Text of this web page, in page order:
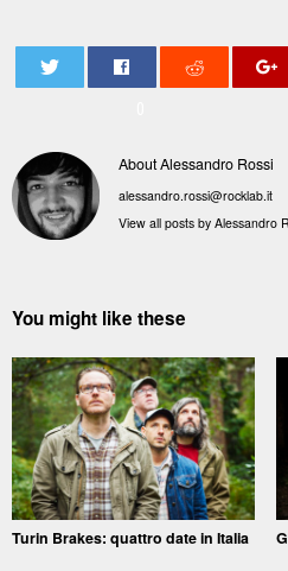
About Alessandro Rossi
alessandro.rossi@rocklab.it
View all posts by Alessandro
You might like these
Turin Brakes: quattro date in Italia